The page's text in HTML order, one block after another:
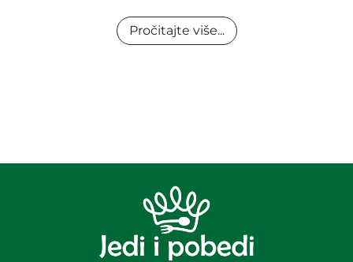
Pročitajte više...